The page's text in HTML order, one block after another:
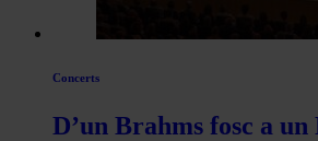
Concerts
D’un Brahms fosc a